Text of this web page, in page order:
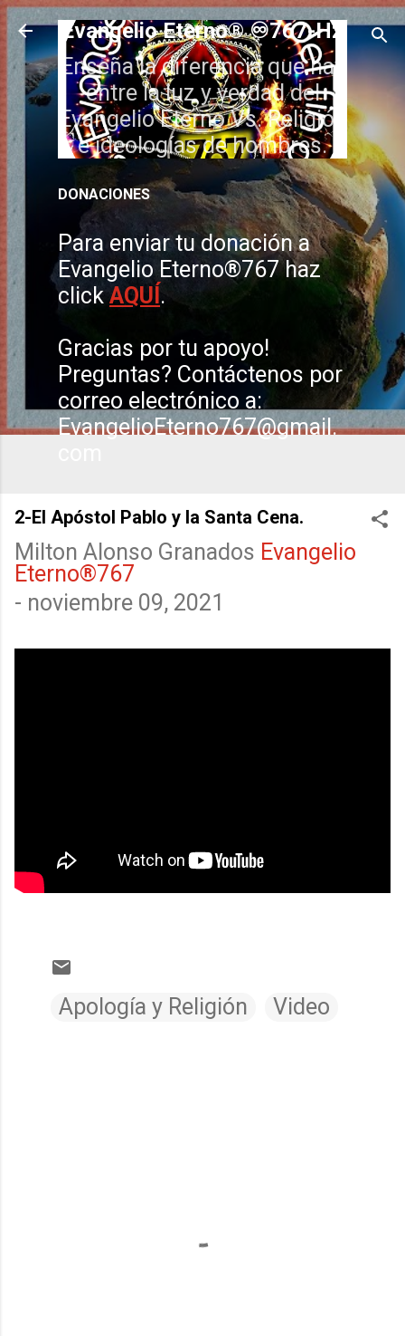
Ir al contenido principal
Evangelio Eterno® ♾️767-Hz
Enseña la diferencia que hay
entre la luz y verdad del
Evangelio Eterno Vs. Religión
e ideologías de hombres.
DONACIONES
Para enviar tu donación a
Evangelio Eterno®767 haz
clickAQUÍ .
Gracias por tu apoyo!
Preguntas? Contáctenos por
correo electrónico a:
EvangelioEterno767@gmail.
2-El Apóstol Pablo y la Santa Cena.
Milton Alonso Granados Evangelio
Eterno®767
- noviembre 09, 2021
Apología y Religión Video